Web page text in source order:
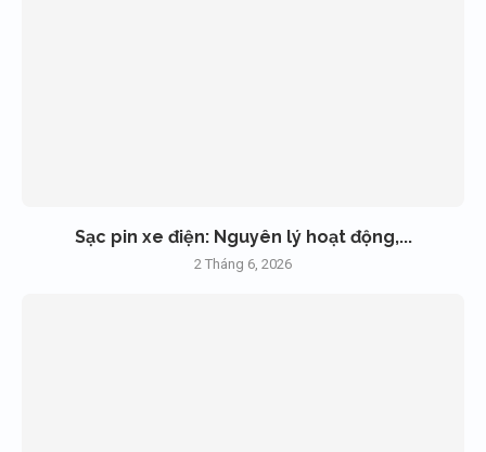
Sạc pin xe điện: Nguyên lý hoạt động,...
2 Tháng 6, 2026